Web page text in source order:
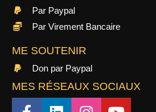
Par Paypal
Par Virement Bancaire
ME SOUTENIR
Don par Paypal
MES RÉSEAUX SOCIAUX